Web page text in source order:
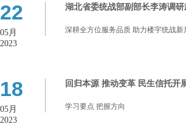
22
05月
2023
湖北省委统战部副部长李涛调
深耕全方位服务品质 助力楼宇统战新
18
05月
2023
回归本源 推动变革 民生信托开
学习要点 把握方向